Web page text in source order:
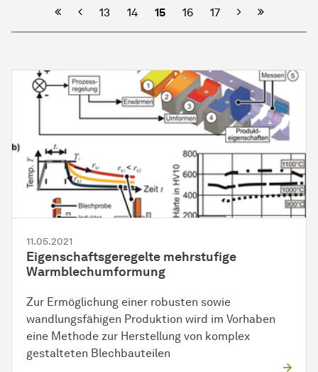
Vorherige
13 14 15 16 17 Nächste
11.05.2021
Eigenschaftsgeregelte mehrstufige
Warmblechumformung
Zur Ermöglichung einer robusten sowie
wandlungsfähigen Produktion wird im Vorhaben
eine Methode zur Herstellung von komplex
gestalteten Blechbauteilen